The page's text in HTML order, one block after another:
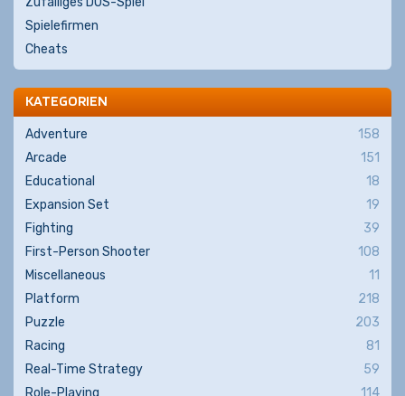
Spielefirmen
Cheats
KATEGORIEN
Adventure
158
Arcade
151
Educational
18
Expansion Set
19
Fighting
39
First-Person Shooter
108
Miscellaneous
11
Platform
218
Puzzle
203
Racing
81
Real-Time Strategy
59
Role-Playing
114